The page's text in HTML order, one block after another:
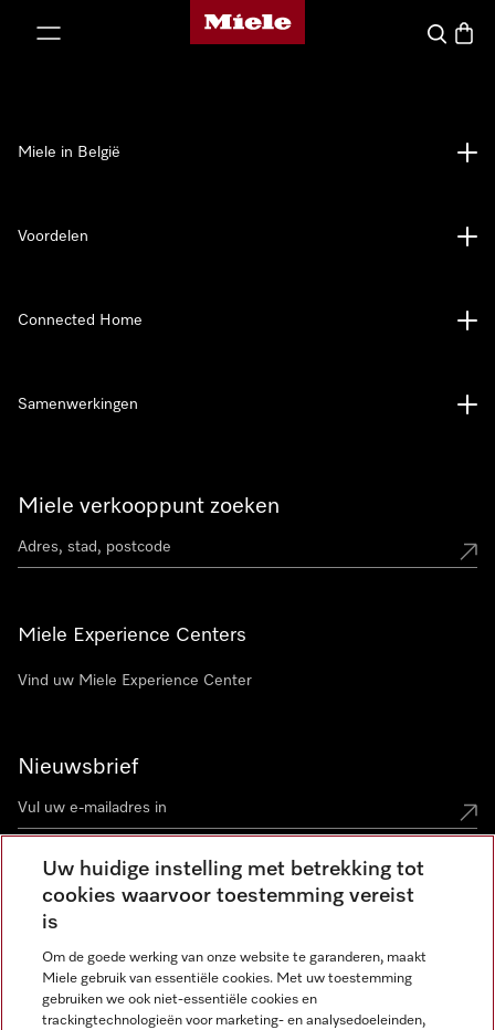
Miele homepage
Wat zoek
Miele verkooppunt zoeken
Miele Experience Centers
Vind uw Miele Experience Center
Nieuwsbrief
Contact contact@miele-support.be
Taal
NEDERLANDS
Miele in België
Voordelen
Connected Home
Samenwerkingen
Uw huidige instelling met betrekking tot
cookies waarvoor toestemming vereist
is
Om de goede werking van onze website te garanderen, maakt
Miele gebruik van essentiële cookies. Met uw toestemming
gebruiken we ook niet-essentiële cookies en
trackingtechnologieën voor marketing- en analysedoeleinden,